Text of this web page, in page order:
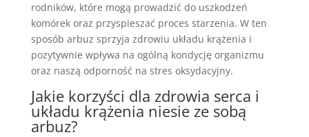
rodników, które mogą prowadzić do uszkodzeń
komórek oraz przyspieszać proces starzenia. W ten
sposób arbuz sprzyja zdrowiu układu krążenia i
pozytywnie wpływa na ogólną kondycję organizmu
oraz naszą odporność na stres oksydacyjny.
Jakie korzyści dla zdrowia serca i
układu krążenia niesie ze sobą
arbuz?